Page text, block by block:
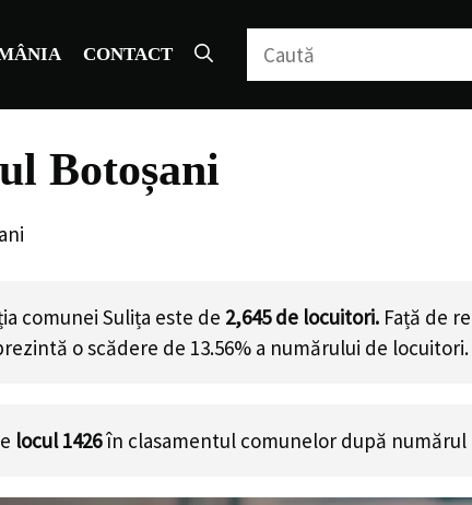
CONTACT Caută
Botoșani
comunei Sulița este de 2,645de locuitori. Față de
o scădere de 13.56% a numărului de locuitori.
locul 1426în clasamentul comunelor după numărul